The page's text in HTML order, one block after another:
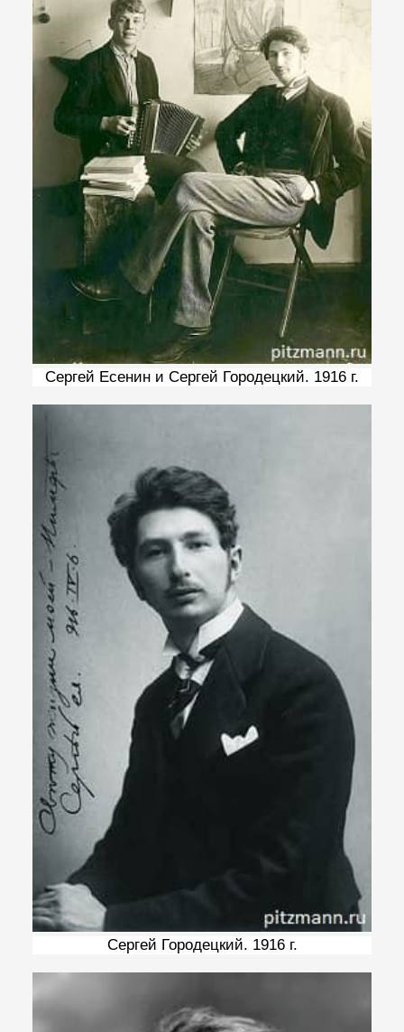
Сергей Есенин и Сергей Городецкий. 1916 г.
Сергей Городецкий. 1916 г.